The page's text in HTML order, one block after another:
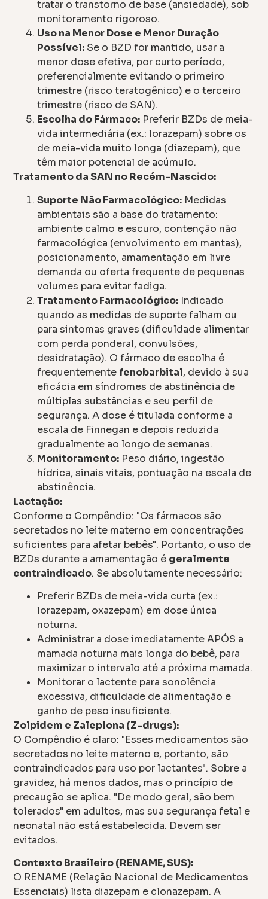
tratar o transtorno de base (ansiedade), sob
monitoramento rigoroso.
Uso na Menor Dose e Menor Duração
Possível: Se o BZD for mantido, usar a
menor dose efetiva, por curto período,
preferencialmente evitando o primeiro
trimestre (risco teratogênico) e o terceiro
trimestre (risco de SAN).
Escolha do Fármaco: Preferir BZDs de meia-
vida intermediária (ex.: lorazepam) sobre os
de meia-vida muito longa (diazepam), que
têm maior potencial de acúmulo.
Tratamento da SAN no Recém-Nascido:
Suporte Não Farmacológico: Medidas
ambientais são a base do tratamento:
ambiente calmo e escuro, contenção não
farmacológica (envolvimento em mantas),
posicionamento, amamentação em livre
demanda ou oferta frequente de pequenas
volumes para evitar fadiga.
Tratamento Farmacológico: Indicado
quando as medidas de suporte falham ou
para sintomas graves (dificuldade alimentar
com perda ponderal, convulsões,
desidratação). O fármaco de escolha é
frequentemente fenobarbital, devido à sua
eficácia em síndromes de abstinência de
múltiplas substâncias e seu perfil de
segurança. A dose é titulada conforme a
escala de Finnegan e depois reduzida
gradualmente ao longo de semanas.
Monitoramento: Peso diário, ingestão
hídrica, sinais vitais, pontuação na escala de
abstinência.
Lactação:
Conforme o Compêndio: "Os fármacos são
secretados no leite materno em concentrações
suficientes para afetar bebês". Portanto, o uso de
BZDs durante a amamentação é geralmente
contraindicado. Se absolutamente necessário:
Preferir BZDs de meia-vida curta (ex.:
lorazepam, oxazepam) em dose única
noturna.
Administrar a dose imediatamente APÓS a
mamada noturna mais longa do bebê, para
maximizar o intervalo até a próxima mamada.
Monitorar o lactente para sonolência
excessiva, dificuldade de alimentação e
ganho de peso insuficiente.
Zolpidem e Zaleplona (Z-drugs):
O Compêndio é claro: "Esses medicamentos são
secretados no leite materno e, portanto, são
contraindicados para uso por lactantes". Sobre a
gravidez, há menos dados, mas o princípio de
precaução se aplica. "De modo geral, são bem
tolerados" em adultos, mas sua segurança fetal e
neonatal não está estabelecida. Devem ser
evitados.
Contexto Brasileiro (RENAME, SUS):
O RENAME (Relação Nacional de Medicamentos
Essenciais) lista diazepam e clonazepam. A